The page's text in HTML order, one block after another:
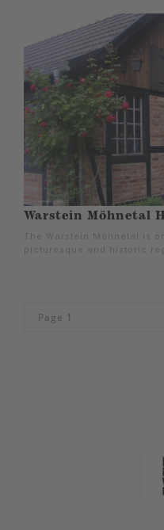
Warstein Möhnetal
The Warstein Möhnetal is
picturesque and historic